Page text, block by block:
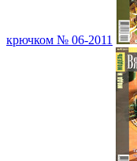
крючком № 06-2011